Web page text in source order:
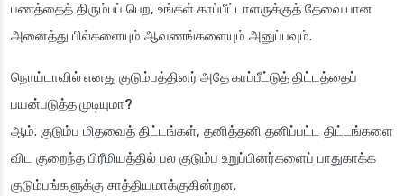
பணத்தைத் திரும்பப் பெற, உங்கள் காப்பீட்டாளருக்குத் தேவையான
அனைத்து பில்களையும் ஆவணங்களையும் அனுப்பவும்.
நொய்டாவில் எனது குடும்பத்தினர் அதே காப்பீட்டுத் திட்டத்தைப்
பயன்படுத்த முடியுமா?
ஆம். குடும்ப மிதவைத் திட்டங்கள், தனித்தனி தனிப்பட்ட திட்டங்களை
விட குறைந்த பிரீமியத்தில் பல குடும்ப உறுப்பினர்களைப் பாதுகாக்க
குடும்பங்களுக்கு சாத்தியமாக்குகின்றன.